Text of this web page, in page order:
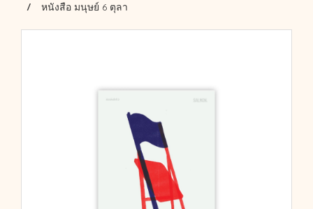
หนังสือ มนุษย์ 6 ตุลา